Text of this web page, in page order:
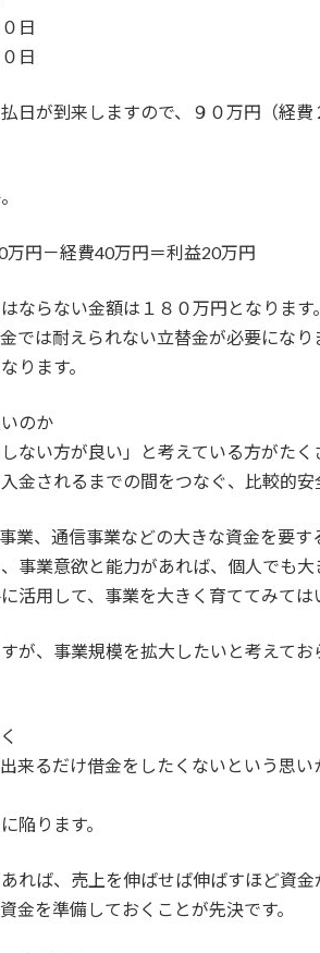
日
日
日が到来しますので、９０万円（経
円－経費40万円＝利益20万円
ならない金額は１８０万円となります。
では耐えられない立替金が必要にな
ります。
のか
ない方が良い」と考えている方がたく
金されるまでの間をつなぐ、比較的安
業、通信事業などの大きな資金を要す
事業意欲と能力があれば、個人でも
活用して、事業を大きく育ててみては
が、事業規模を拡大したいと考えて
来るだけ借金をしたくないという思
陥ります。
れば、売上を伸ばせば伸ばすほど資
金を準備しておくことが先決です。